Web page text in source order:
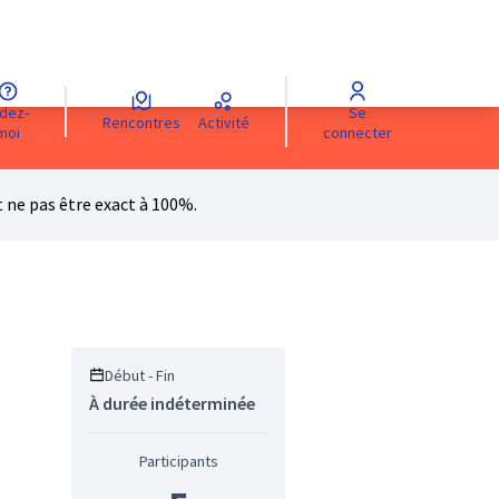
Sprache wählenChoisir la langue Scegli la linguaChoose
Rencontres Activité
Se
connecter
pas être exact à 100%.
Début - Fin
À durée indéterminée
Participants